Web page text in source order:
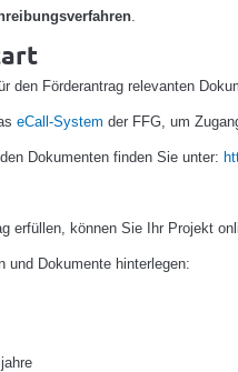
den Förderantrag relevanten
eCall-System der FFG, um
Dokumenten finden Sie unter:
erfüllen, können Sie Ihr Projekt
und Dokumente hinterlegen: